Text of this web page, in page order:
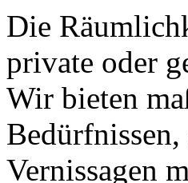
Die
private oder
Wir bieten
Vernissagen